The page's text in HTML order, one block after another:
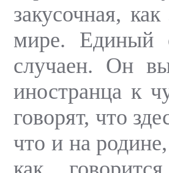
закусочная,
мире. Единый
случаен. Он
иностранца к
говорят, что
что и на